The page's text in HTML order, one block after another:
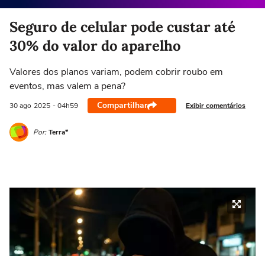
Seguro de celular pode custar até
30% do valor do aparelho
Valores dos planos variam, podem cobrir roubo em
eventos, mas valem a pena?
30 ago 2025 - 04h59 Compartilhar Exibir comentários
Por: Terra*